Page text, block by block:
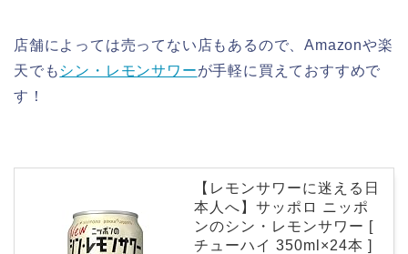
店舗によっては売ってない店もあるので、Amazonや楽
天でも シン・レモンサワーが手軽に買えておすすめで
す！
【レモンサワーに迷える日
本人へ】サッポロ ニッポ
ンのシン・レモンサワー [
チューハイ 350ml×24本 ]